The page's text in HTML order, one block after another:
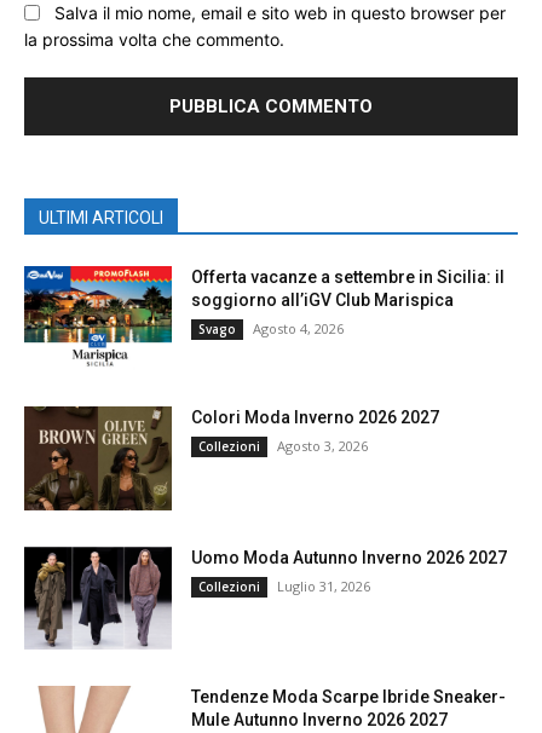
Salva il mio nome, email e sito web in questo browser per
la prossima volta che commento.
ULTIMI ARTICOLI
Offerta vacanze a settembre in Sicilia: il
soggiorno all’iGV Club Marispica
Svago Agosto 4, 2026
Colori Moda Inverno 2026 2027
Collezioni Agosto 3, 2026
Uomo Moda Autunno Inverno 2026 2027
Collezioni Luglio 31, 2026
Tendenze Moda Scarpe Ibride Sneaker-
Mule Autunno Inverno 2026 2027